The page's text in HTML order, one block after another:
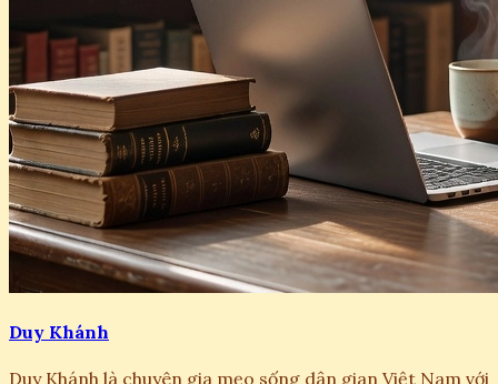
Duy Khánh
Duy Khánh là chuyên gia mẹo sống dân gian Việt Nam với